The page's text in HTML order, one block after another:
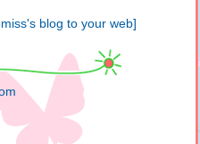
blog to your web]